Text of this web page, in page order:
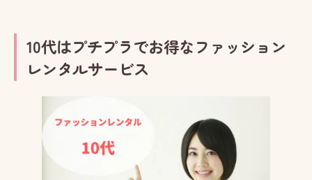
10代はプチプラでお得なファッション
レンタルサービス